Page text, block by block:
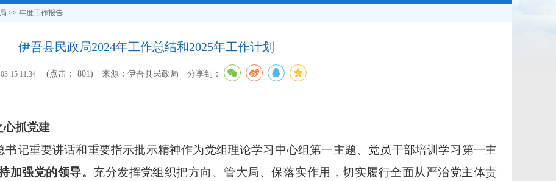
>> 年度工作报告
伊吾县民政局2024年工作总结和2025年工作计划
15 11:34 (点击： 801) 来源：伊吾县民政局 分享到：
心抓党建
书记重要讲话和重要指示批示精神作为党组理论学习中心组第一主题、党员干部培训学习第一主
加强党的领导。 充分发挥党组织把方向、管大局、保落实作用，切实履行全面从严治党主体责